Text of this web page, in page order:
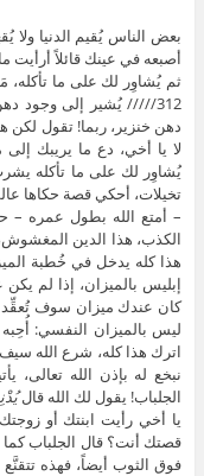
بعض الناس يُقيم الدنيا ولا
أصبعه في عينك قائلاً أرأيت
ثم يُشاوِر لك على ما
312///// يُشير إلى وجود
دهن خنزير، ربما! تقول لكن
لا يا أخي، دع ما يريبك إلى
يُشاوِر لك على ما تأكله
تخيلات، أحكي قصة حكاها
– أمتع الله بطول عمره –
الكذب، هذا الدين
هذا كله يدخل في خُطبة
إبليس بالميزان، إذا لم
كان عندك ميزان سوف تُعقِّد
ليس بالميزان النفسي: أُحِبه
اترك هذا كله، شرع الله
نبخع له بإذن الله تعالى،
الجلباب! يقول لك الله قال
يا أخي رأيت ابنتك أو
قصتك أنت؟ قال الجلباب
فوق الثوب أيضاً، فهذه